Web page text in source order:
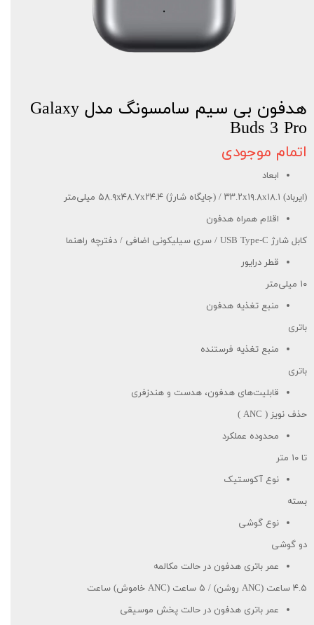
هدفون بی سیم سامسونگ مدل Galaxy
Buds 3 Pro
اتمام موجودی
ابعاد
(ایرباد) ۳۳.۲x۱۹.۸x۱۸.۱ / (جایگاه شارژ) ۵۸.۹x۴۸.۷x۲۴.۴ میلی‌متر
اقلام همراه هدفون
کابل شارژ USB Type-C / سری سیلیکونی اضافی / دفترچه راهنما
قطر درایور
۱۰ میلی‌متر
منبع تغذیه هدفون
باتری
منبع تغذیه فرستنده
باتری
قابلیت‌های هدفون، هدست و هندزفری
حذف نویز ( ANC )
محدوده عملکرد
تا ۱۰ متر
نوع آکوستیک
بسته
نوع گوشی
دو گوشی
عمر باتری هدفون در حالت مکالمه
۴.۵ ساعت (ANC روشن) / ۵ ساعت (ANC خاموش) ساعت
عمر باتری هدفون در حالت پخش موسیقی